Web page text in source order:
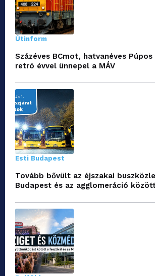
Útinform
Százéves BCmot, hatvanéves
retró évvel ünnepel a MÁV
Esti Budapest
Tovább bővült az éjszakai
Budapest és az agglomeráció